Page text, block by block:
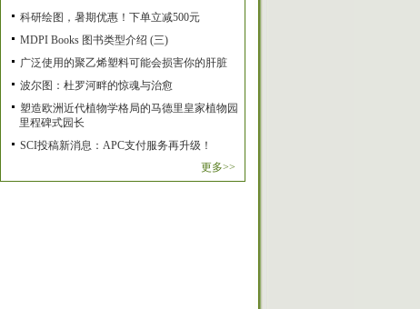
科研绘图，暑期优惠！下单立减500元
MDPI Books 图书类型介绍 (三)
广泛使用的聚乙烯塑料可能会损害你的肝脏
波尔图：杜罗河畔的惊魂与治愈
塑造欧洲近代植物学格局的马德里皇家植物园
里程碑式园长
SCI投稿新消息：APC支付服务再升级！
更多>>